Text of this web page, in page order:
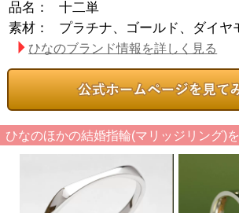
品名：
十二単
素材：
プラチナ、ゴールド、ダイヤ
ひなのブランド情報を詳しく見る
ひなのほかの結婚指輪(マリッジリング)